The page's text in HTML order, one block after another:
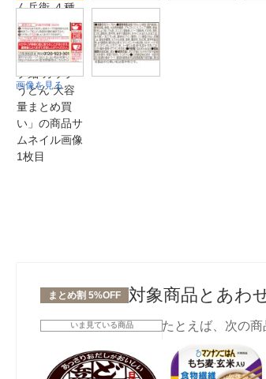
画像を見る
まとめ割 5%OFF 対象商品とあわ
いま見ている商品 たとえば、次の